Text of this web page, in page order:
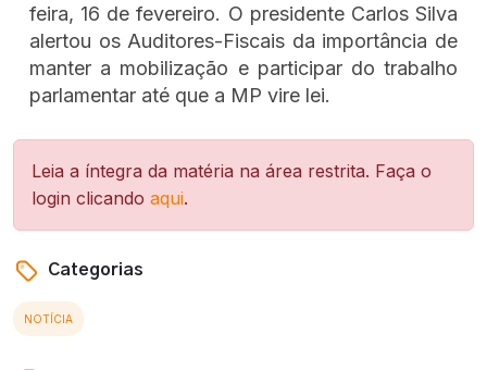
feira, 16 de fevereiro. O presidente Carlos Silva
alertou os Auditores-Fiscais da importância de
manter a mobilização e participar do trabalho
parlamentar até que a MP vire lei.
Leia a íntegra da matéria na área restrita. Faça o
login clicando aqui.
Categorias
NOTÍCIA